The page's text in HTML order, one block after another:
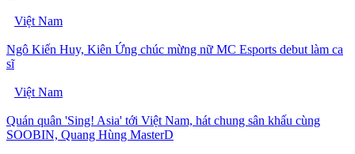
Việt Nam
Ngô Kiến Huy, Kiên Ứng chúc mừng nữ MC Esports debut làm ca
sĩ
Việt Nam
Quán quân 'Sing! Asia' tới Việt Nam, hát chung sân khấu cùng
SOOBIN, Quang Hùng MasterD